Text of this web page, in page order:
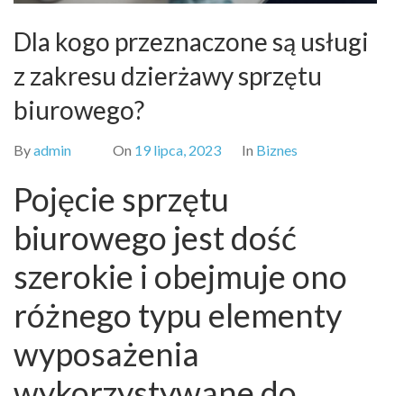
Dla kogo przeznaczone są usługi
z zakresu dzierżawy sprzętu
biurowego?
Byadmin On 19 lipca, 2023 In Biznes
Pojęcie sprzętu
biurowego jest dość
szerokie i obejmuje ono
różnego typu elementy
wyposażenia